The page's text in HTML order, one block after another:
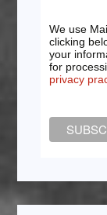
We use
clicking
your
for
privacy